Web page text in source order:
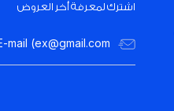
اشترك لمعرفة أخر العروض